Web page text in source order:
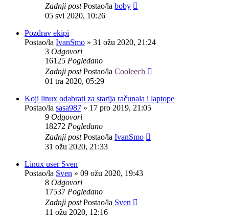
Zadnji postPostao/la boby
05 svi 2020, 10:26
Pozdrav ekipi
Postao/la IvanSmo » 31 ožu 2020, 21:24
3 Odgovori
16125 Pogledano
Zadnji postPostao/la Cooleech
01 tra 2020, 05:29
Koji linux odabrati za starija računala i laptope
Postao/la sasa987 » 17 pro 2019, 21:05
9 Odgovori
18272 Pogledano
Zadnji postPostao/la IvanSmo
31 ožu 2020, 21:33
Linux user Sven
Postao/la Sven » 09 ožu 2020, 19:43
8 Odgovori
17537 Pogledano
Zadnji postPostao/la Sven
11 ožu 2020, 12:16